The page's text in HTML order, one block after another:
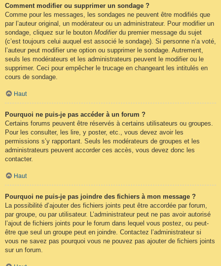
Comment modifier ou supprimer un sondage ?
Comme pour les messages, les sondages ne peuvent être modifiés que
par l’auteur original, un modérateur ou un administrateur. Pour modifier un
sondage, cliquez sur le bouton Modifierdu premier message du sujet
(c’est toujours celui auquel est associé le sondage). Si personne n’a voté,
l’auteur peut modifier une option ou supprimer le sondage. Autrement,
seuls les modérateurs et les administrateurs peuvent le modifier ou le
supprimer. Ceci pour empêcher le trucage en changeant les intitulés en
cours de sondage.
Haut
Pourquoi ne puis-je pas accéder à un forum ?
Certains forums peuvent être réservés à certains utilisateurs ou groupes.
Pour les consulter, les lire, y poster, etc., vous devez avoir les
permissions s’y rapportant. Seuls les modérateurs de groupes et les
administrateurs peuvent accorder ces accès, vous devez donc les
contacter.
Haut
Pourquoi ne puis-je pas joindre des fichiers à mon message ?
La possibilité d’ajouter des fichiers joints peut être accordée par forum,
par groupe, ou par utilisateur. L’administrateur peut ne pas avoir autorisé
l’ajout de fichiers joints pour le forum dans lequel vous postez, ou peut-
être que seul un groupe peut en joindre. Contactez l’administrateur si
vous ne savez pas pourquoi vous ne pouvez pas ajouter de fichiers joints
sur un forum.